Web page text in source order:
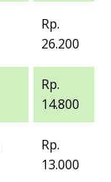
Rp.
26.200
Rp.
14.800
Rp.
13.000